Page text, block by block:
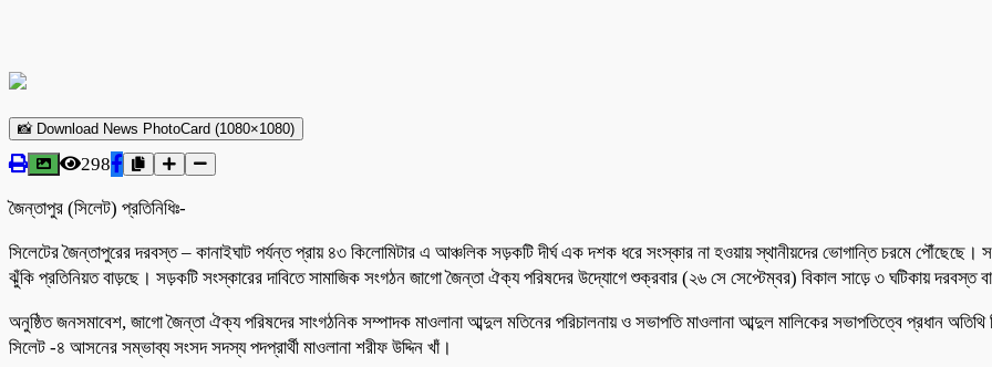
📸 Download News PhotoCard (1080×1080)
298
জৈন্তাপুর (সিলেট) প্রতিনিধিঃ-
সিলেটের জৈন্তাপুরের দরবস্ত – কানাইঘাট পর্যন্ত প্রায় ৪৩ কিলোমিটার এ আঞ্চলিক সড়কটি দীর্ঘ এক দশক ধরে সংস্কার না হওয়ায় স্থানীয়দের ভোগান্তি চরমে পৌঁছেছে।
ঝুঁকি প্রতিনিয়ত বাড়ছে। সড়কটি সংস্কারের দাবিতে সামাজিক সংগঠন জাগো জৈন্তা ঐক্য পরিষদের উদ্যোগে শুক্রবার (২৬ সে সেপ্টেম্বর) বিকাল সাড়ে ৩ ঘটিকায় দরবস্ত
অনুষ্ঠিত জনসমাবেশ, জাগো জৈন্তা ঐক্য পরিষদের সাংগঠনিক সম্পাদক মাওলানা আব্দুল মতিনের পরিচালনায় ও সভাপতি মাওলানা আব্দুল মালিকের সভাপতিত্বে প্রধান
সিলেট -৪ আসনের সম্ভাব্য সংসদ সদস্য পদপ্রার্থী মাওলানা শরীফ উদ্দিন খাঁ।